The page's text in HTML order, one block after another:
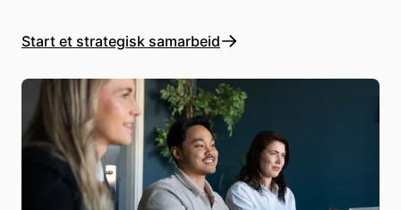
Start et strategisk samarbeid